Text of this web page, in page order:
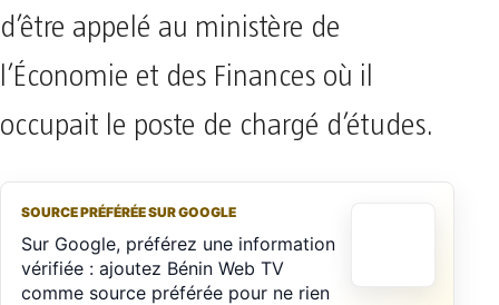
d’être appelé au ministère de
l’Économie et des Finances où il
occupait le poste de chargé d’études.
SOURCE PRÉFÉRÉE SUR GOOGLE
Sur Google, préférez une information
vérifiée : ajoutez Bénin Web TV
comme source préférée pour ne rien